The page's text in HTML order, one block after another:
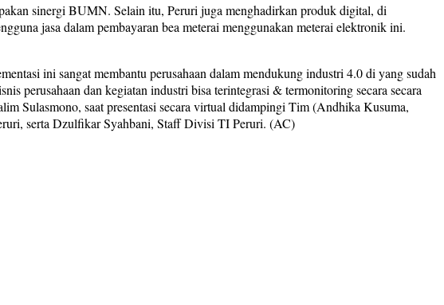
sinergi BUMN. Selain itu, Peruri juga menghadirkan produk digital, di
jasa dalam pembayaran bea meterai menggunakan meterai elektronik ini.
ini sangat membantu perusahaan dalam mendukung industri 4.0 di yang sudah
perusahaan dan kegiatan industri bisa terintegrasi & termonitoring secara secara
Sulasmono, saat presentasi secara virtual didampingi Tim (Andhika Kusuma,
serta Dzulfikar Syahbani, Staff Divisi TI Peruri. (AC)